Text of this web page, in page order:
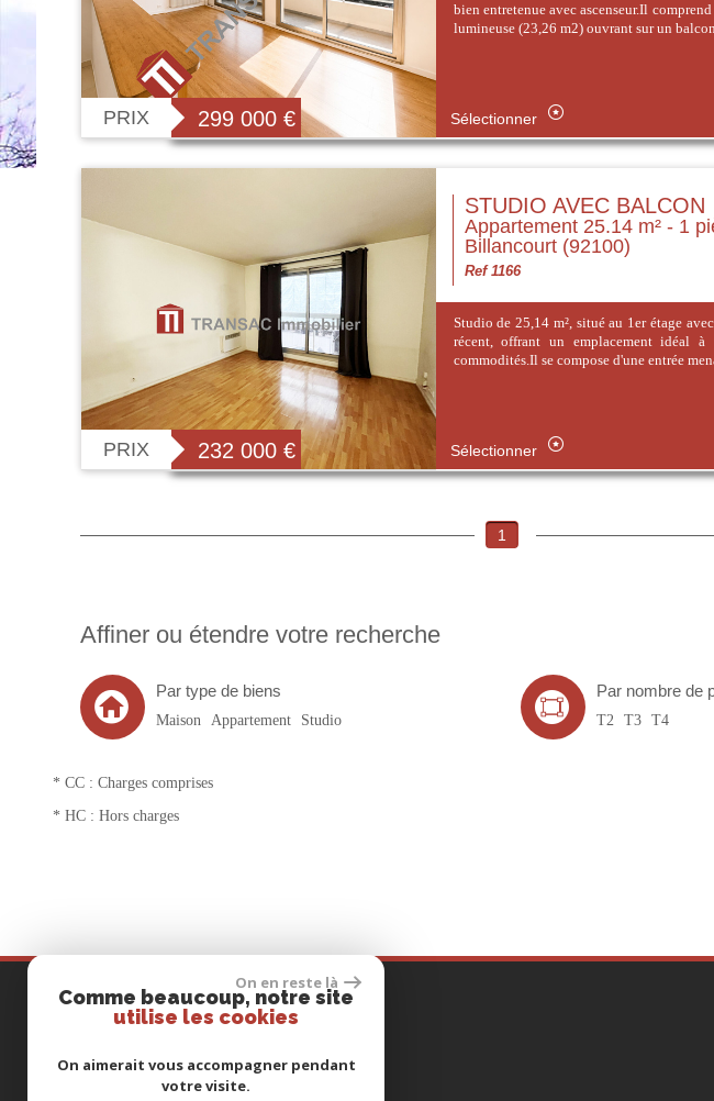
PRIX 299 000 €
bien entretenue avec ascenseur.Il
lumineuse (23,26 m2) ouvrant sur un
Sélectionner
PRIX 232 000 €
STUDIO AVEC BALCON
Appartement 25.14 m² - 1
Billancourt (92100)
Ref 1166
Studio de 25,14 m², situé au 1er étage
récent, offrant un emplacement idéal
commodités.Il se compose d'une entrée
Sélectionner
1
Affiner ou étendre votre recherche
Par type de biens
Maison Appartement Studio
Par nombre de
T2 T3 T4
* CC : Charges comprises
* HC : Hors charges
COORDONNÉES
01 46 999 888
transac111@gmail.com
On en reste là
Comme beaucoup, notre site
utilise les cookies
On aimerait vous accompagner pendant
votre visite.